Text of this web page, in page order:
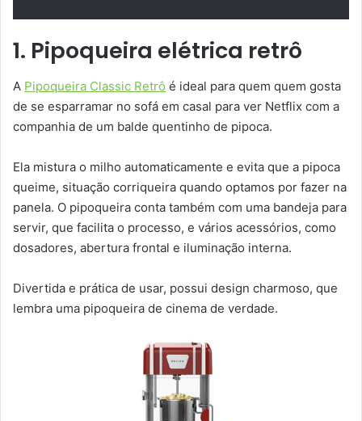
1. Pipoqueira elétrica retrô
A Pipoqueira Classic Retrô é ideal para quem quem gosta
de se esparramar no sofá em casal para ver Netflix com a
companhia de um balde quentinho de pipoca.
Ela mistura o milho automaticamente e evita que a pipoca
queime, situação corriqueira quando optamos por fazer na
panela. O pipoqueira conta também com uma bandeja para
servir, que facilita o processo, e vários acessórios, como
dosadores, abertura frontal e iluminação interna.
Divertida e prática de usar, possui design charmoso, que
lembra uma pipoqueira de cinema de verdade.